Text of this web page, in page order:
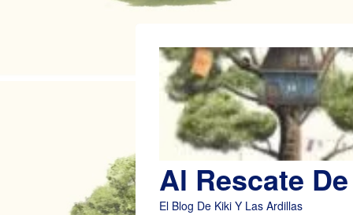
Al Rescate
El Blog De Kiki Y Las Ardillas